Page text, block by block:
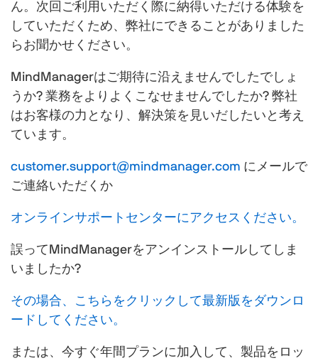
替
え
ん。次回ご利用いただく際に納得いただける体験を
していただくため、弊社にできることがありました
らお聞かせください。
MindManagerはご期待に沿えませんでしたでしょ
うか? 業務をよりよくこなせませんでしたか? 弊社
はお客様の力となり、解決策を見いだしたいと考え
ています。
customer.support@mindmanager.com にメールで
ご連絡いただくか
オンラインサポートセンターにアクセスください。
誤ってMindManagerをアンインストールしてしま
いましたか?
その場合、こちらをクリックして最新版をダウンロ
ードしてください。
または、今すぐ年間プランに加入して、製品をロッ